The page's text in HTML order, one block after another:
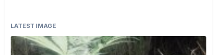
LATEST IMAGE